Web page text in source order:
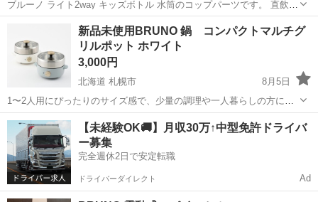
ブルーノ ライト2way キッズボトル 水筒のコップパーツです。 直飲み
のみ使用したので、 コップの方は未使用です。 直接の受け渡しのみで
気になること...
座間市 さがみ野駅
新品未使用BRUNO 鍋 コンパクトマルチグ
リルポット ホワイト
3,000円
北海道 札幌市
8月5日
1〜2人用にぴったりのサイズ感で、少量の調理や一人暮らしの方にお
すすめです。 【状態】 ・新品未使用 【商品特徴】 ・煮る・焼く・蒸
す・炊くをマルチにこなす1台4役の卓上電気鍋。 ・コンパクトで場所
を取らず、卓...
北海道 札幌市 家電
【未経験OK🚚】月収30万↑中型免許ドライバ
ー募集
完全週休2日で安定転職
ドライバーダイレクト Ad